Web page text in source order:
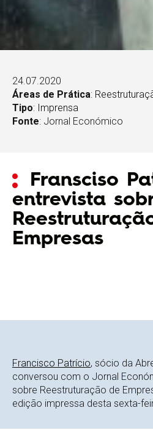
24.07.2020
Áreas de Prática:
Tipo: Imprensa
Fonte: Jornal Económico
Fransciso
entrevista
Empresas
Francisco Patrício, sócio da
conversou com o Jornal
sobre Reestruturação de
edição impressa desta sexta-